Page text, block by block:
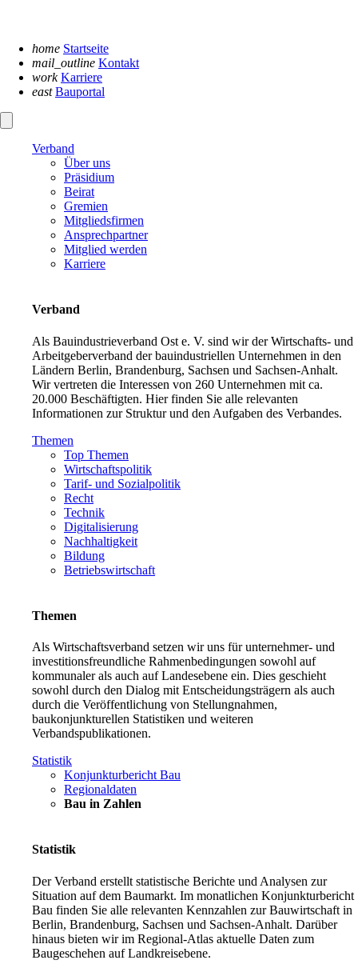
home Startseite
mail_outline Kontakt
work Karriere
east Bauportal
Verband
Über uns
Präsidium
Beirat
Gremien
Mitgliedsfirmen
Ansprechpartner
Mitglied werden
Karriere
Verband
Als Bauindustrieverband Ost e. V. sind wir der Wirtschafts- und
Arbeitgeberverband der bauindustriellen Unternehmen in den
Ländern Berlin, Brandenburg, Sachsen und Sachsen-Anhalt.
Wir vertreten die Interessen von 260 Unternehmen mit ca.
20.000 Beschäftigten. Hier finden Sie alle relevanten
Informationen zur Struktur und den Aufgaben des Verbandes.
Themen
Top Themen
Wirtschaftspolitik
Tarif- und Sozialpolitik
Recht
Technik
Digitalisierung
Nachhaltigkeit
Bildung
Betriebswirtschaft
Themen
Als Wirtschaftsverband setzen wir uns für unternehmer- und
investitionsfreundliche Rahmenbedingungen sowohl auf
kommunaler als auch auf Landesebene ein. Dies geschieht
sowohl durch den Dialog mit Entscheidungsträgern als auch
durch die Veröffentlichung von Stellungnahmen,
baukonjunkturellen Statistiken und weiteren
Verbandspublikationen.
Statistik
Konjunkturbericht Bau
Regionaldaten
Bau in Zahlen
Statistik
Der Verband erstellt statistische Berichte und Analysen zur
Situation auf dem Baumarkt. Im monatlichen Konjunkturbericht
Bau finden Sie alle relevanten Kennzahlen zur Bauwirtschaft in
Berlin, Brandenburg, Sachsen und Sachsen-Anhalt. Darüber
hinaus bieten wir im Regional-Atlas aktuelle Daten zum
Baugeschehen auf Landkreisebene.